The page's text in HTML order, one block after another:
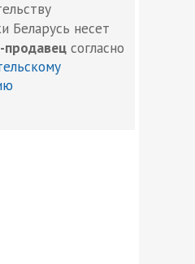
Беларусь несет
продавец согласно